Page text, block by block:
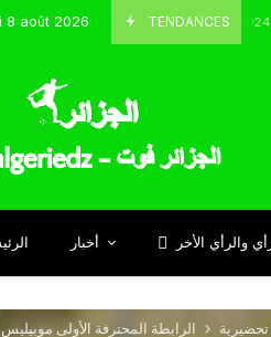
8 août 2026 TENDANCES
Octobre 8, 2024 قسنطينة
أخبار والرأي الأخر
الرابطة المحترفة الأولى موبيليس